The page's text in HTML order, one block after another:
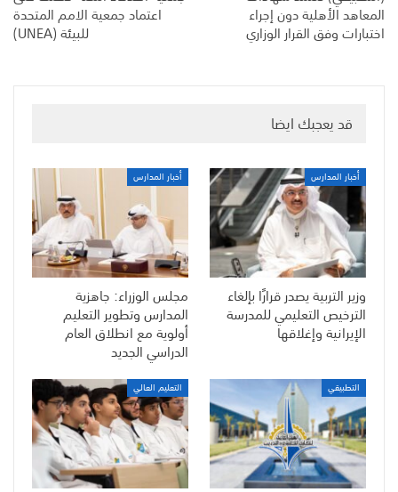
المعاهد الأهلية دون إجراء
اختبارات وفق القرار الوزاري
اعتماد جمعية الامم المتحدة
للبيئة (UNEA)
قد يعجبك ايضا
أخبار المدارس
وزير التربية يصدر قرارًا بإلغاء
الترخيص التعليمي للمدرسة
الإيرانية وإغلاقها
أخبار المدارس
مجلس الوزراء: جاهزية
المدارس وتطوير التعليم
أولوية مع انطلاق العام
الدراسي الجديد
التطبيقي التعليم العالي